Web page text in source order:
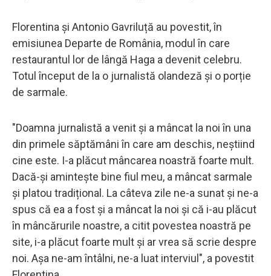
Florentina și Antonio Gavriluță au povestit, în
emisiunea Departe de România, modul în care
restaurantul lor de lângă Haga a devenit celebru.
Totul început de la o jurnalistă olandeză și o porție
de sarmale.
"Doamna jurnalistă a venit și a mâncat la noi în una
din primele săptămâni în care am deschis, neștiind
cine este. I-a plăcut mâncarea noastră foarte mult.
Dacă-și amintește bine fiul meu, a mâncat sarmale
și platou tradițional. La câteva zile ne-a sunat și ne-a
spus că ea a fost și a mâncat la noi și că i-au plăcut
în mâncărurile noastre, a citit povestea noastră pe
site, i-a plăcut foarte mult și ar vrea să scrie despre
noi. Așa ne-am întâlni, ne-a luat interviul", a povestit